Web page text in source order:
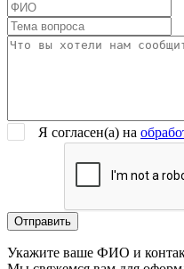
Я согласен(a) на
Укажите ваше ФИО и